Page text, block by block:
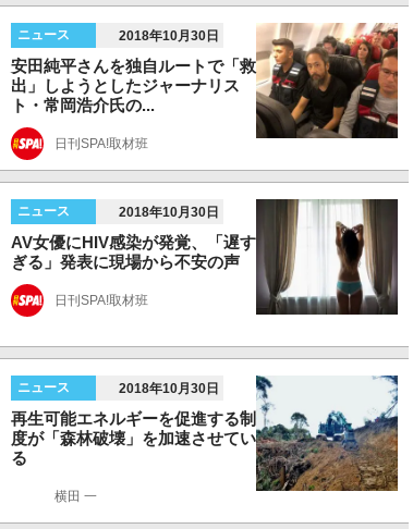
ニュース 2018年10月30日
安田純平さんを独自ルートで「救
出」しようとしたジャーナリス
ト・常岡浩介氏の...
日刊SPA!取材班
ニュース 2018年10月30日
AV女優にHIV感染が発覚、「遅す
ぎる」発表に現場から不安の声
日刊SPA!取材班
ニュース 2018年10月30日
再生可能エネルギーを促進する制
度が「森林破壊」を加速させてい
る
横田 一